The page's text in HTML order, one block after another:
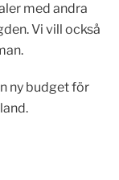
med andra
Vi vill också
ny budget för